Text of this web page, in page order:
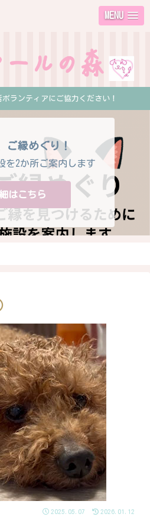
MENU
ボランティアにご協力ください！
ご縁めぐり！
を2か所ご案内します
はこちら
2025.05.07 2026.01.12